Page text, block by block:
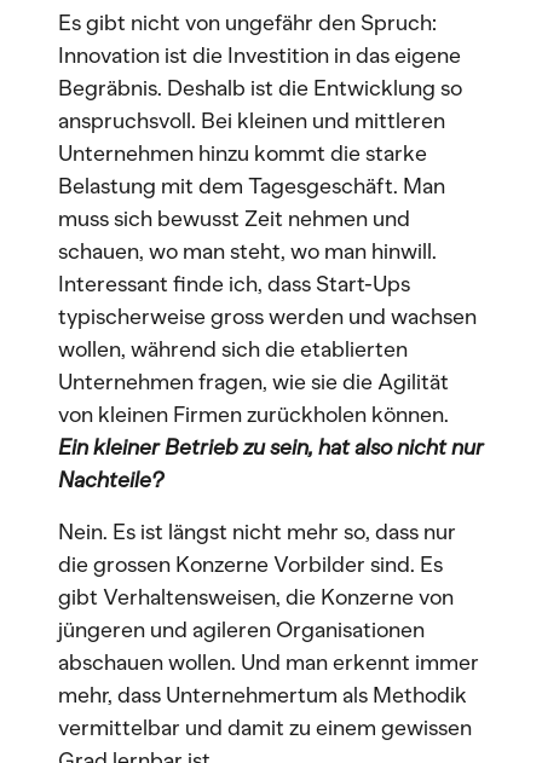
Es gibt nicht von ungefähr den Spruch:
Innovation ist die Investition in das eigene
Begräbnis. Deshalb ist die Entwicklung so
anspruchsvoll. Bei kleinen und mittleren
Unternehmen hinzu kommt die starke
Belastung mit dem Tagesgeschäft. Man
muss sich bewusst Zeit nehmen und
schauen, wo man steht, wo man hinwill.
Interessant finde ich, dass Start-Ups
typischerweise gross werden und wachsen
wollen, während sich die etablierten
Unternehmen fragen, wie sie die Agilität
von kleinen Firmen zurückholen können.
Ein kleiner Betrieb zu sein, hat also nicht nur
Nachteile?
Nein. Es ist längst nicht mehr so, dass nur
die grossen Konzerne Vorbilder sind. Es
gibt Verhaltensweisen, die Konzerne von
jüngeren und agileren Organisationen
abschauen wollen. Und man erkennt immer
mehr, dass Unternehmertum als Methodik
vermittelbar und damit zu einem gewissen